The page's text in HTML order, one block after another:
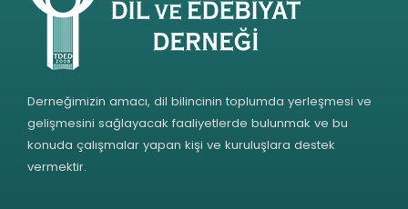
Derneğimizin amacı, dil bilincinin toplumda yerleşmesi ve
gelişmesini sağlayacak faaliyetlerde bulunmak ve bu
konuda çalışmalar yapan kişi ve kuruluşlara destek
vermektir.